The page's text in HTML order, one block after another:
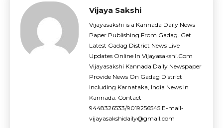
Vijaya Sakshi
Vijayasakshi is a Kannada Daily News
Paper Publishing From Gadag. Get
Latest Gadag District News Live
Updates Online In Vijayasakshi.Com
Vijayasakshi Kannada Daily Newspaper
Provide News On Gadag District
Including Karnataka, India News In
Kannada. Contact-
9448326533/9019256545 E-mail-
vijayasakshidaily@gmail.com